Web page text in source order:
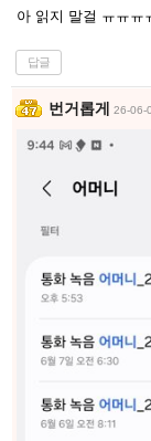
아 읽지 말걸 ㅠㅠㅠ
답글
번거롭게 26-06-